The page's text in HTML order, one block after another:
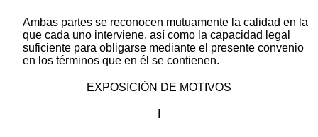
Ambas partes se reconocen mutuamente la calidad en la
que cada uno interviene, así como la capacidad legal
suficiente para obligarse mediante el presente convenio
en los términos que en él se contienen.
EXPOSICIÓN DE MOTIVOS